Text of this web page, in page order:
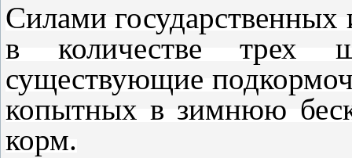
Силами
в количестве трех
существующие
копытных в зимнюю
корм.